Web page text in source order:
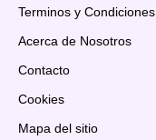
Terminos y Condiciones
Acerca de Nosotros
Contacto
Cookies
Mapa del sitio